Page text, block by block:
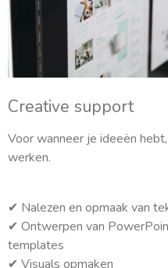
Creative support
Voor wanneer je ideeën
werken.
✔ Nalezen en opmaak van
✔ Ontwerpen van
templates
✔ Visuals opmaken